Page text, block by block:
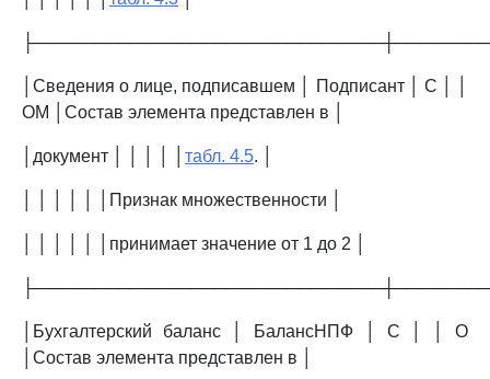
│Сведения о лице, подписавшем │ Подписант │ С │ │
ОМ │Состав элемента представлен в │
│документ │ │ │ │ │ табл. 4.5. │
│ │ │ │ │ │Признак множественности │
│ │ │ │ │ │принимает значение от 1 до 2 │
│Бухгалтерский баланс │ БалансНПФ │ С │ │ О
│Состав элемента представлен в │